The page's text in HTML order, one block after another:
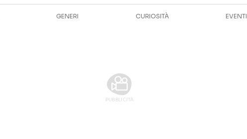
CANALI STREAMING
GENERI CURIOSITÀ